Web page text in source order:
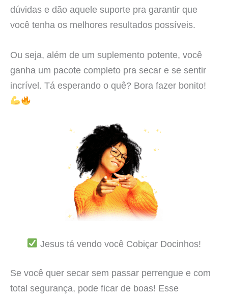
dúvidas e dão aquele suporte pra garantir que
você tenha os melhores resultados possíveis.
Ou seja, além de um suplemento potente, você
ganha um pacote completo pra secar e se sentir
incrível. Tá esperando o quê? Bora fazer bonito!
Jesus tá vendo você Cobiçar Docinhos!
Se você quer secar sem passar perrengue e com
total segurança, pode ficar de boas! Esse